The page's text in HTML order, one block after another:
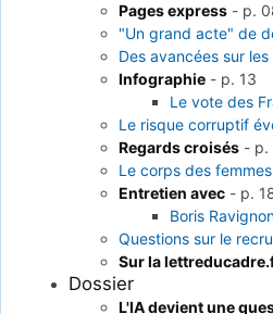
Pages express - p.
"Un grand acte" de
Des avancées sur
Infographie - p. 13
Le vote des
Le risque corruptif
Regards croisés - p.
Le corps des
Entretien avec - p.
Boris
Questions sur le
Sur la
Dossier
L'IA devient une